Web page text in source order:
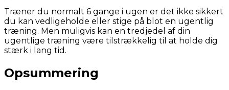
Træner du normalt 6 gange i ugen er det ikke sikkert
du kan vedligeholde eller stige på blot en ugentlig
træning. Men muligvis kan en tredjedel af din
ugentlige træning være tilstrækkelig til at holde dig
stærk i lang tid.
Opsummering